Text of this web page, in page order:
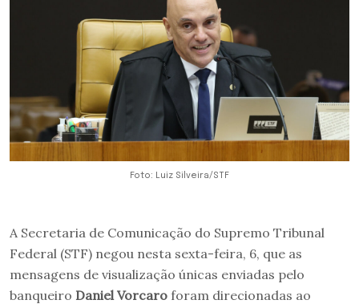
Foto: Luiz Silveira/STF
A Secretaria de Comunicação do Supremo Tribunal
Federal (STF) negou nesta sexta-feira, 6, que as
mensagens de visualização únicas enviadas pelo
banqueiro Daniel Vorcaro foram direcionadas ao